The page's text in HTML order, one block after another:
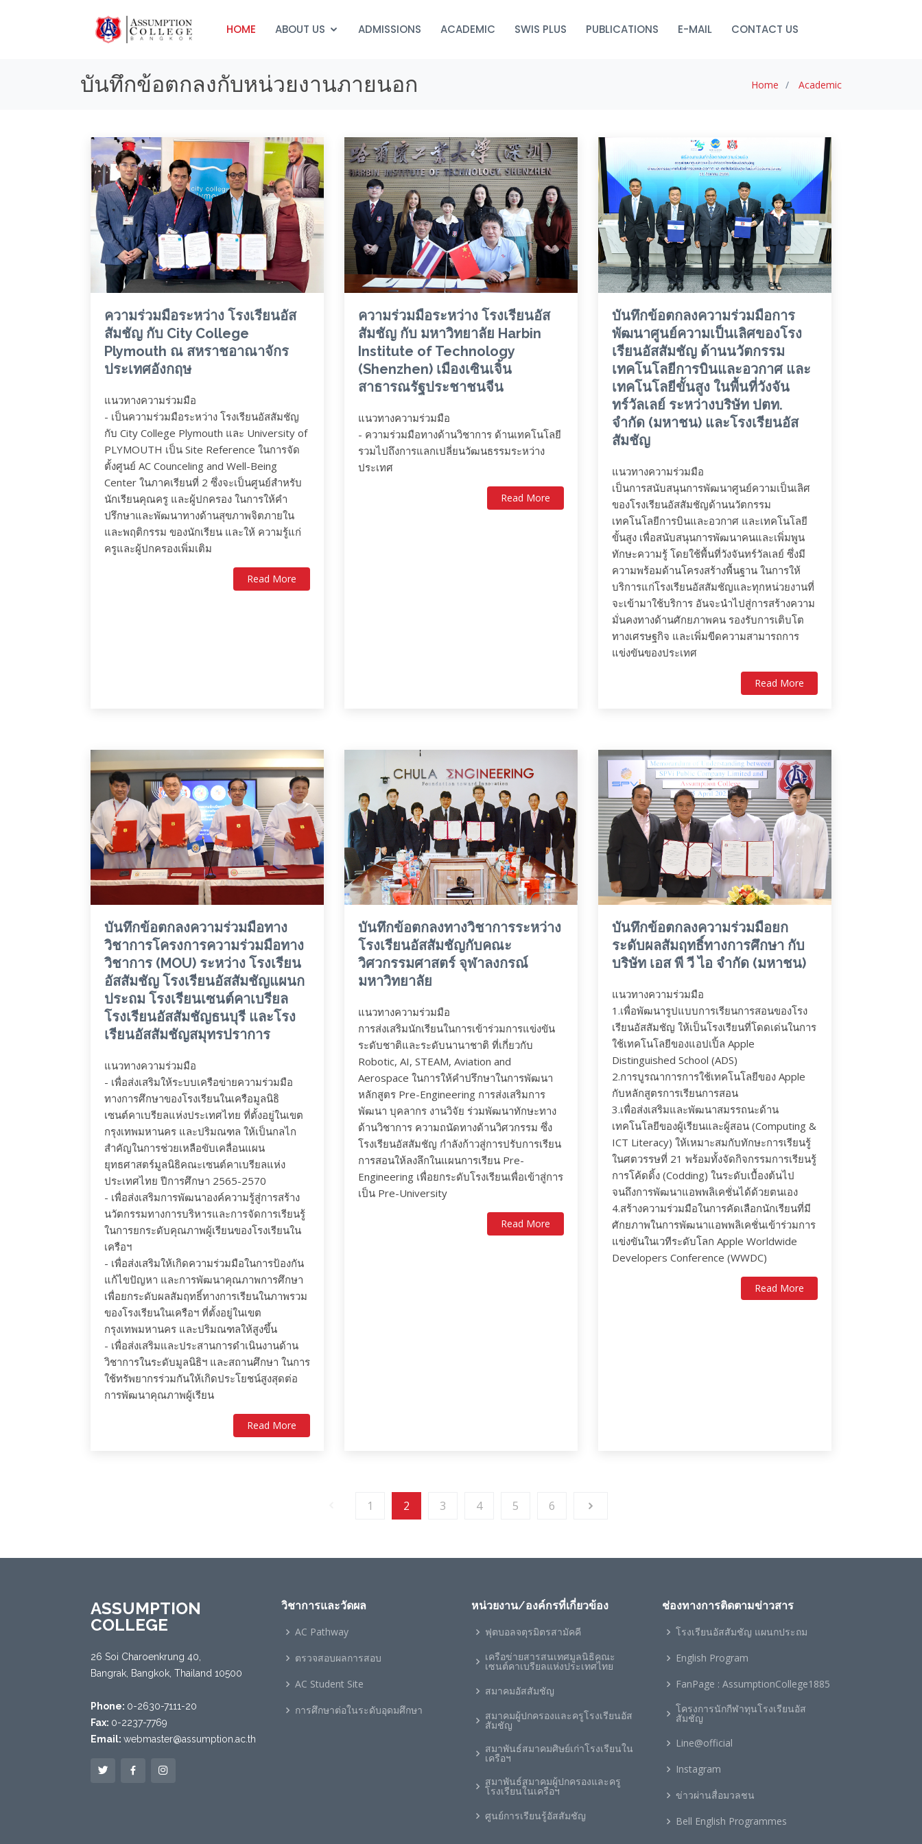
HOME ABOUT US ADMISSIONS ACADEMIC SWIS PLUS PUBLICATIONS E-MAIL CONTACT US
บันทึกข้อตกลงกับหน่วยงานภายนอก Home Academic
ความร่วมมือระหว่าง โรงเรียนอัส
สัมชัญ กับ City College
Plymouth ณ สหราชอาณาจักร
ประเทศอังกฤษ
แนวทางความร่วมมือ
- เป็นความร่วมมือระหว่าง โรงเรียนอัสสัมชัญ
กับ City College Plymouth และ University of
PLYMOUTH เป็น Site Reference ในการจัด
ตั้งศูนย์ AC Counceling and Well-Being
Center ในภาคเรียนที่ 2 ซึ่งจะเป็นศูนย์สำหรับ
นักเรียนคุณครู และผู้ปกครอง ในการให้คำ
ปรึกษาและพัฒนาทางด้านสุขภาพจิตภายใน
และพฤติกรรม ของนักเรียน และให้ ความรู้แก่
ครูและผู้ปกครองเพิ่มเติม
Read More
ความร่วมมือระหว่าง โรงเรียนอัส
สัมชัญ กับ มหาวิทยาลัย Harbin
Institute of Technology
(Shenzhen) เมืองเซินเจิ้น
สาธารณรัฐประชาชนจีน
แนวทางความร่วมมือ
- ความร่วมมือทางด้านวิชาการ ด้านเทคโนโลยี
รวมไปถึงการแลกเปลี่ยนวัฒนธรรมระหว่าง
ประเทศ
Read More
บันทึกข้อตกลงความร่วมมือการ
พัฒนาศูนย์ความเป็นเลิศของโรง
เรียนอัสสัมชัญ ด้านนวัตกรรม
เทคโนโลยีการบินและอวกาศ และ
เทคโนโลยีขั้นสูง ในพื้นที่วังจัน
ทร์วัลเลย์ ระหว่างบริษัท ปตท.
จำกัด (มหาชน) และโรงเรียนอัส
สัมชัญ
แนวทางความร่วมมือ
เป็นการสนับสนุนการพัฒนาศูนย์ความเป็นเลิศ
ของโรงเรียนอัสสัมชัญด้านนวัตกรรม
เทคโนโลยีการบินและอวกาศ และเทคโนโลยี
ขั้นสูง เพื่อสนับสนุนการพัฒนาคนและเพิ่มพูน
ทักษะความรู้ โดยใช้พื้นที่วังจันทร์วัลเลย์ ซึ่งมี
ความพร้อมด้านโครงสร้างพื้นฐาน ในการให้
บริการแก่โรงเรียนอัสสัมชัญและทุกหน่วยงานที่
จะเข้ามาใช้บริการ อันจะนำไปสู่การสร้างความ
มั่นคงทางด้านศักยภาพคน รองรับการเติบโต
ทางเศรษฐกิจ และเพิ่มขีดความสามารถการ
แข่งขันของประเทศ
Read More
บันทึกข้อตกลงความร่วมมือทาง
วิชาการโครงการความร่วมมือทาง
วิชาการ (MOU) ระหว่าง โรงเรียน
อัสสัมชัญ โรงเรียนอัสสัมชัญแผนก
ประถม โรงเรียนเซนต์คาเบรียล
โรงเรียนอัสสัมชัญธนบุรี และโรง
เรียนอัสสัมชัญสมุทรปราการ
แนวทางความร่วมมือ
- เพื่อส่งเสริมให้ระบบเครือข่ายความร่วมมือ
ทางการศึกษาของโรงเรียนในเครือมูลนิธิ
เซนต์คาเบรียลแห่งประเทศไทย ที่ตั้งอยู่ในเขต
กรุงเทพมหานคร และปริมณฑล ให้เป็นกลไก
สำคัญในการช่วยเหลือขับเคลื่อนแผน
ยุทธศาสตร์มูลนิธิคณะเซนต์คาเบรียลแห่ง
ประเทศไทย ปีการศึกษา 2565-2570
- เพื่อส่งเสริมการพัฒนาองค์ความรู้สู่การสร้าง
นวัตกรรมทางการบริหารและการจัดการเรียนรู้
ในการยกระดับคุณภาพผู้เรียนของโรงเรียนใน
เครือฯ
- เพื่อส่งเสริมให้เกิดความร่วมมือในการป้องกัน
แก้ไขปัญหา และการพัฒนาคุณภาพการศึกษา
เพื่อยกระดับผลสัมฤทธิ์ทางการเรียนในภาพรวม
ของโรงเรียนในเครือฯ ที่ตั้งอยู่ในเขต
กรุงเทพมหานคร และปริมณฑลให้สูงขึ้น
- เพื่อส่งเสริมและประสานการดำเนินงานด้าน
วิชาการในระดับมูลนิธิฯ และสถานศึกษา ในการ
ใช้ทรัพยากรร่วมกันให้เกิดประโยชน์สูงสุดต่อ
การพัฒนาคุณภาพผู้เรียน
Read More
บันทึกข้อตกลงทางวิชาการระหว่าง
โรงเรียนอัสสัมชัญกับคณะ
วิศวกรรมศาสตร์ จุฬาลงกรณ์
มหาวิทยาลัย
แนวทางความร่วมมือ
การส่งเสริมนักเรียนในการเข้าร่วมการแข่งขัน
ระดับชาติและระดับนานาชาติ ที่เกี่ยวกับ
Robotic, AI, STEAM, Aviation and
Aerospace ในการให้คำปรึกษาในการพัฒนา
หลักสูตร Pre-Engineering การส่งเสริมการ
พัฒนา บุคลากร งานวิจัย ร่วมพัฒนาทักษะทาง
ด้านวิชาการ ความถนัดทางด้านวิศวกรรม ซึ่ง
โรงเรียนอัสสัมชัญ กำลังก้าวสู่การปรับการเรียน
การสอนให้ลงลึกในแผนการเรียน Pre-
Engineering เพื่อยกระดับโรงเรียนเพื่อเข้าสู่การ
เป็น Pre-University
Read More
บันทึกข้อตกลงความร่วมมือยก
ระดับผลสัมฤทธิ์ทางการศึกษา กับ
บริษัท เอส พี วี ไอ จำกัด (มหาชน)
แนวทางความร่วมมือ
1.เพื่อพัฒนารูปแบบการเรียนการสอนของโรง
เรียนอัสสัมชัญ ให้เป็นโรงเรียนที่โดดเด่นในการ
ใช้เทคโนโลยีของแอปเปิ้ล Apple
Distinguished School (ADS)
2.การบูรณาการการใช้เทคโนโลยีของ Apple
กับหลักสูตรการเรียนการสอน
3.เพื่อส่งเสริมและพัฒนาสมรรถนะด้าน
เทคโนโลยีของผู้เรียนและผู้สอน (Computing &
ICT Literacy) ให้เหมาะสมกับทักษะการเรียนรู้
ในศตวรรษที่ 21 พร้อมทั้งจัดกิจกรรมการเรียนรู้
การโค้ดดิ้ง (Codding) ในระดับเบื้องต้นไป
จนถึงการพัฒนาแอพพลิเคชั่นได้ด้วยตนเอง
4.สร้างความร่วมมือในการคัดเลือกนักเรียนที่มี
ศักยภาพในการพัฒนาแอพพลิเคชั่นเข้าร่วมการ
แข่งขันในเวทีระดับโลก Apple Worldwide
Developers Conference (WWDC)
Read More
1 2 3 4 5 6
ASSUMPTION
COLLEGE
26 Soi Charoenkrung 40,
Bangrak, Bangkok, Thailand 10500
Phone: 0-2630-7111-20
Fax: 0-2237-7769
Email: webmaster@assumption.ac.th
วิชาการและวัดผล
AC Pathway
ตรวจสอบผลการสอบ
AC Student Site
การศึกษาต่อในระดับอุดมศึกษา
หน่วยงาน/องค์กรที่เกี่ยวข้อง
ฟุตบอลจตุรมิตรสามัคคี
เครือข่ายสารสนเทศมูลนิธิคณะ
เซนต์คาเบรียลแห่งประเทศไทย
สมาคมอัสสัมชัญ
สมาคมผู้ปกครองและครูโรงเรียนอัส
สัมชัญ
สมาพันธ์สมาคมศิษย์เก่าโรงเรียนใน
เครือฯ
สมาพันธ์สมาคมผู้ปกครองและครู
โรงเรียนในเครือฯ
ศูนย์การเรียนรู้อัสสัมชัญ
ช่องทางการติดตามข่าวสาร
โรงเรียนอัสสัมชัญ แผนกประถม
English Program
FanPage : AssumptionCollege1885
โครงการนักกีฬาทุนโรงเรียนอัส
สัมชัญ
Line@official
Instagram
ข่าวผ่านสื่อมวลชน
Bell English Programmes